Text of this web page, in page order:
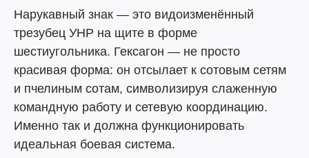
Нарукавный знак — это видоизменённый
трезубец УНР на щите в форме
шестиугольника. Гексагон — не просто
красивая форма: он отсылает к сотовым сетям
и пчелиным сотам, символизируя слаженную
командную работу и сетевую координацию.
Именно так и должна функционировать
идеальная боевая система.